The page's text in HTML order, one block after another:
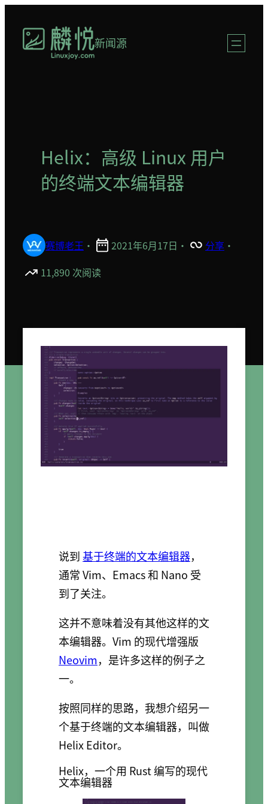
新闻源
Helix：高级 Linux 用户
的终端文本编辑器
赛博老王 · 2021年6月17日 · 分享 ·
11,890 次阅读
说到基于终端的文本编辑器，
通常 Vim、Emacs 和 Nano 受
到了关注。
这并不意味着没有其他这样的文
本编辑器。Vim 的现代增强版
Neovim，是许多这样的例子之
一。
按照同样的思路，我想介绍另一
个基于终端的文本编辑器，叫做
Helix Editor。
Helix，一个用 Rust 编写的现代
文本编辑器